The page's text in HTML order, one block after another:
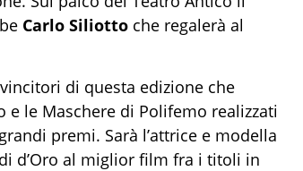
Carlo Siliotto che regalerà al
di questa edizione che
e le Maschere di Polifemo realizzati
premi. Sarà l’attrice e modella
d’Oro al miglior film fra i titoli in